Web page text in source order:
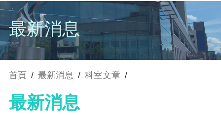
最新消息
首頁 / 最新消息 / 科室文章 /
最新消息